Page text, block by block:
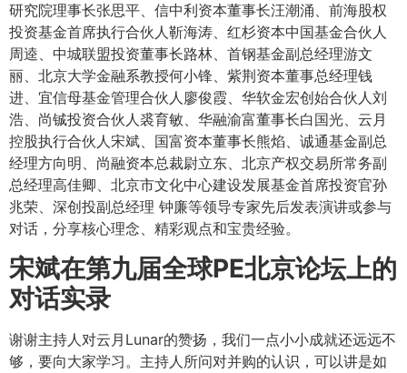
研究院理事长张思平、信中利资本董事长汪潮涌、前海股权
投资基金首席执行合伙人靳海涛、红杉资本中国基金合伙人
周逵、中城联盟投资董事长路林、首钢基金副总经理游文
丽、北京大学金融系教授何小锋、紫荆资本董事总经理钱
进、宜信母基金管理合伙人廖俊霞、华软金宏创始合伙人刘
浩、尚铖投资合伙人裘育敏、华融渝富董事长白国光、云月
控股执行合伙人宋斌、国富资本董事长熊焰、诚通基金副总
经理方向明、尚融资本总裁尉立东、北京产权交易所常务副
总经理高佳卿、北京市文化中心建设发展基金首席投资官孙
兆荣、深创投副总经理 钟廉等领导专家先后发表演讲或参与
对话，分享核心理念、精彩观点和宝贵经验。
宋斌在第九届全球PE北京论坛上的
对话实录
谢谢主持人对云月Lunar的赞扬，我们一点小小成就还远远不
够，要向大家学习。主持人所问对并购的认识，可以讲是如